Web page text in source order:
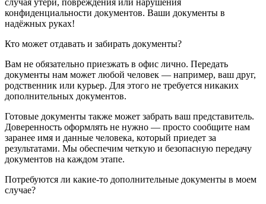
конфиденциальности документов. Ваши документы в
надёжных руках!
Кто может отдавать и забирать документы?
Вам не обязательно приезжать в офис лично. Передать
документы нам может любой человек — например, ваш друг,
родственник или курьер. Для этого не требуется никаких
дополнительных документов.
Готовые документы также может забрать ваш представитель.
Доверенность оформлять не нужно — просто сообщите нам
заранее имя и данные человека, который приедет за
результатами. Мы обеспечим четкую и безопасную передачу
документов на каждом этапе.
Потребуются ли какие-то дополнительные документы в моем
случае?